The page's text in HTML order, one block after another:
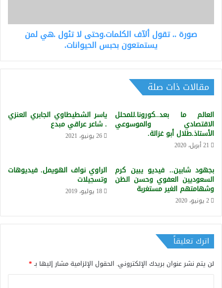
لمن
يستمتعونصورة .. تقول ألآف الكلمات.وحتى لا تئول .هي لمن
يستمتعون بحبس الحيوانات.
مقالات ذات صلة
العالم ما بعد..كورونا.للمحلل
الاقتصادي والموسوعي
الأستاذ.طلال أبو غزالة.
21 أبريل، 2020
ياسر الشطيطاوي الجابري العنزي
. شاعر عراقي مبدع
26 يونيو، 2021
بجهود شابين.. فيديو يبين كرم
السعوديين العفوي وحسن الظن
وشهامتهم الغير مستغربة
2 يونيو، 2020
الراوي نواف الهويمل. فيديوهات
وتسجيلات
18 يوليو، 2019
اترك تعليقاً
لن يتم نشر عنوان بريدك الإلكتروني. الحقول الإلزامية مشار إليها بـ*